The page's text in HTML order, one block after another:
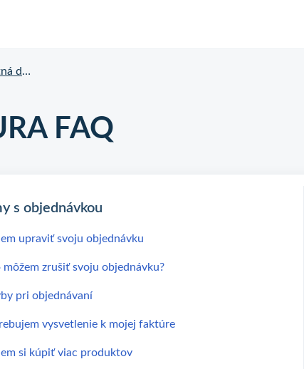
FAQ
s objednávkou
upraviť svoju objednávku
môžem zrušiť svoju objednávku?
pri objednávaní
vysvetlenie k mojej faktúre
si kúpiť viac produktov